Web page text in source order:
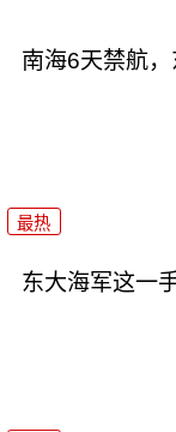
南海6天禁航，
最热
东大海军这一